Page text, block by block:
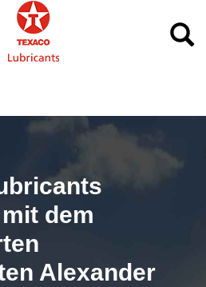
dem
Alexander